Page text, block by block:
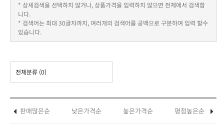
* 상세검색을 선택하지 않거나, 상품가격을 입력하지 않으면 전체에서 검색합
니다.
* 검색어는 최대 30글자까지, 여러개의 검색어를 공백으로 구분하여 입력 할수
있습니다.
전체분류 (0)
판매많은순 낮은가격순 높은가격순 평점높은순